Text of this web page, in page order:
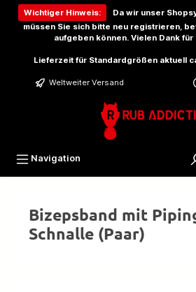
springen
Wichtiger Hinweis:
Da wir unser
müssen Sie sich bitte neu registrieren,
aufgeben können. Vielen Dank für
Lieferzeit für Standardgrößen aktuell
Weltweiter Versand
Navigation
Bizepsband mit
Schnalle (Paar)